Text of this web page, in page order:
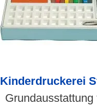
Kinderdruckerei
Grundausstattung